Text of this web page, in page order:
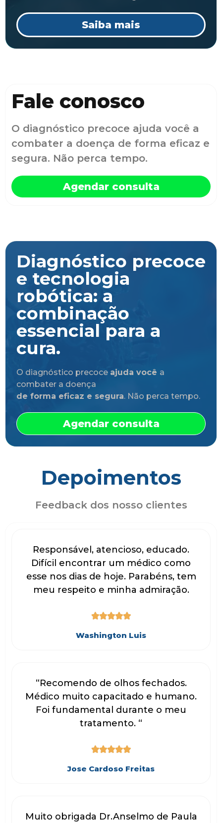
Saiba mais
Fale conosco
O diagnóstico precoce ajuda você a
combater a doença de forma eficaz e
segura. Não perca tempo.
Agendar consulta
Diagnóstico precoce
e tecnologia
robótica: a
combinação
essencial para a
cura.
O diagnóstico precoce ajuda você a
combater a doença
de forma eficaz e segura. Não perca tempo.
Agendar consulta
Depoimentos
Feedback dos nosso clientes
Responsável, atencioso, educado.
Difícil encontrar um médico como
esse nos dias de hoje. Parabéns, tem
meu respeito e minha admiração.

Washington Luis
“Recomendo de olhos fechados.
Médico muito capacitado e humano.
Foi fundamental durante o meu
tratamento. “

Jose Cardoso Freitas
Muito obrigada Dr.Anselmo de Paula